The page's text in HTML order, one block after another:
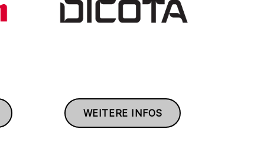
WEITERE INFOS